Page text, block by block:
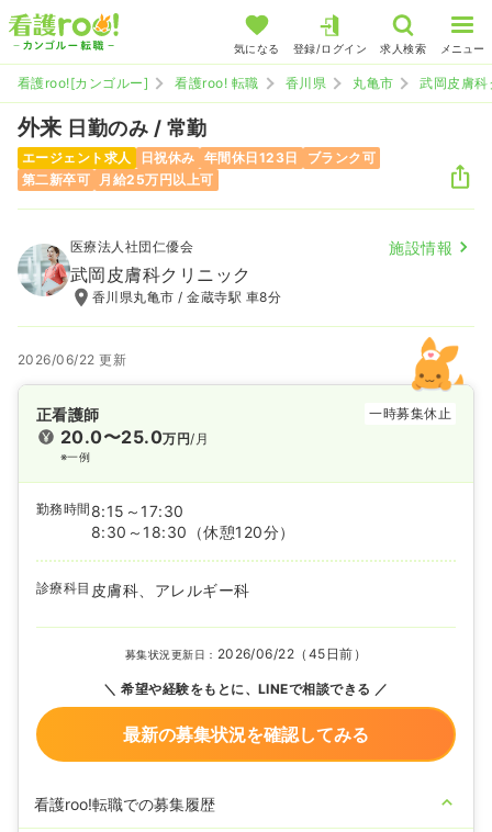
気になる 登録/ログイン 求人検索 メニュー
看護roo![カンゴルー] 看護roo! 転職 香川県 丸亀市 武岡皮膚
外来 日勤のみ / 常勤
エージェント求人 日祝休み 年間休日123日
ブランク可
第二新卒可
月給25万円以上可
医療法人社団仁優会 施設情報
武岡皮膚科クリニック
香川県丸亀市 / 金蔵寺駅 車8分
2026/06/22 更新
正看護師 一時募集休止
20.0〜25.0万円/月
※一例
勤務時間 8:15～17:30
8:30～18:30
（休憩120分）
診療科目 皮膚科、アレルギー科
募集状況更新日： 2026/06/22（45日前）
希望や経験をもとに、LINEで相談できる
最新の募集状況を確認してみる
看護roo!転職での募集履歴